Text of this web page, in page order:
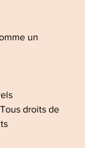
un
droits de